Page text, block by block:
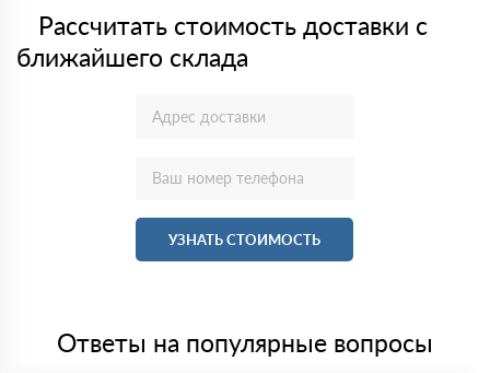
Рассчитать стоимость доставки с
ближайшего склада
УЗНАТЬ СТОИМОСТЬ
Ответы на популярные вопросы